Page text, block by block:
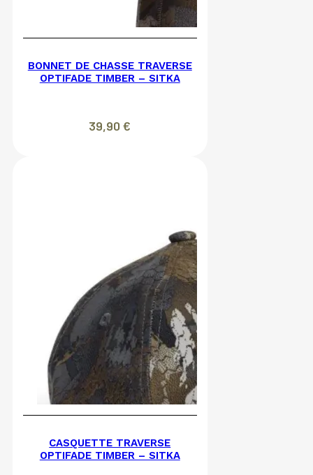
BONNET DE CHASSE TRAVERSE
OPTIFADE TIMBER – SITKA
39,90€
CASQUETTE TRAVERSE
OPTIFADE TIMBER – SITKA